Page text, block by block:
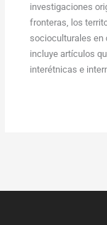
investigaciones
fronteras, los
socioculturales en
incluye artículos
interétnicas e